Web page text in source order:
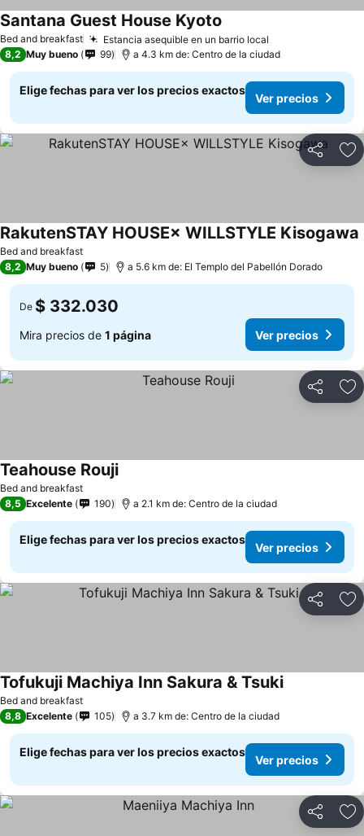
Bed and breakfast Estancia asequible en un barrio local
Santana Guest House Kyoto
8,2 Muy bueno 99 a 4.3 km de: Centro de la ciudad
Elige fechas para ver los precios exactos
Ver precios
Compartir
Bed and breakfast
RakutenSTAY HOUSE× WILLSTYLE Kisogawa
8,2 Muy bueno 5 a 5.6 km de: El Templo del Pabellón Dorado
De $ 332.030
Mira precios de 1 página Ver precios
Compartir
Bed and breakfast
Teahouse Rouji
8,5 Excelente 190 a 2.1 km de: Centro de la ciudad
Elige fechas para ver los precios exactos
Ver precios
Compartir
Bed and breakfast
Tofukuji Machiya Inn Sakura & Tsuki
8,8 Excelente 105 a 3.7 km de: Centro de la ciudad
Elige fechas para ver los precios exactos
Ver precios
Compartir